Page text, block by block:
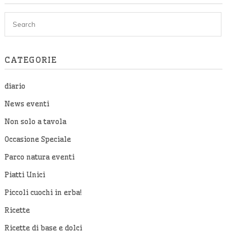
CATEGORIE
diario
News eventi
Non solo a tavola
Occasione Speciale
Parco natura eventi
Piatti Unici
Piccoli cuochi in erba!
Ricette
Ricette di base e dolci